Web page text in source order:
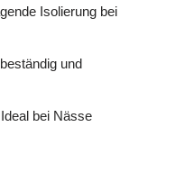
Isolierung bei
und
bei Nässe